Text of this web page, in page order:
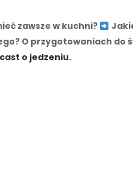
zawsze w kuchni?
O przygotowaniach do
o jedzeniu.